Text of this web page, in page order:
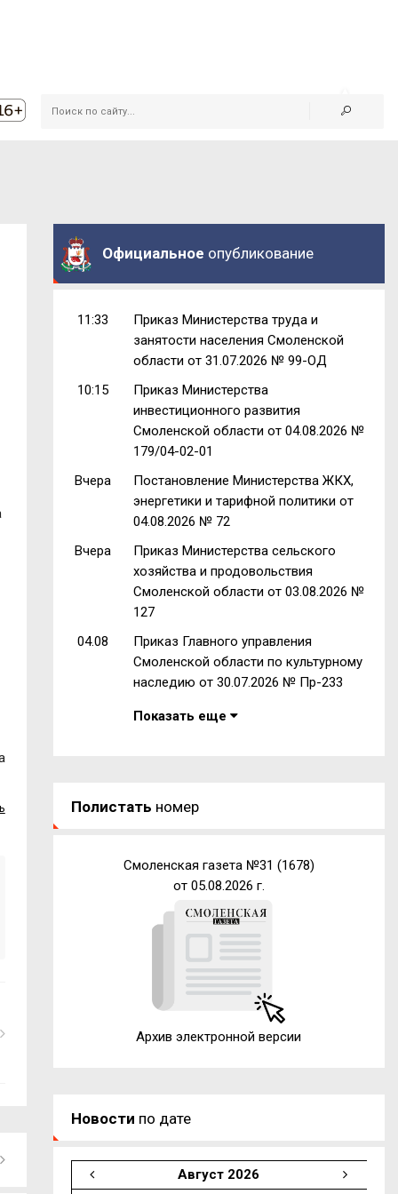
Официальное опубликование
11:33
Приказ Министерства труда и
занятости населения Смоленской
области от 31.07.2026 № 99-ОД
10:15
Приказ Министерства
инвестиционного развития
Смоленской области от 04.08.2026 №
179/04-02-01
Вчера
Постановление Министерства ЖКХ,
энергетики и тарифной политики от
04.08.2026 № 72
Вчера
Приказ Министерства сельского
хозяйства и продовольствия
Смоленской области от 03.08.2026 №
127
04.08
Приказ Главного управления
Смоленской области по культурному
наследию от 30.07.2026 № Пр-233
Показать еще
Полистать номер
Смоленская газета №31 (1678)
от 05.08.2026 г.
Архив электронной версии
Новости по дате
Август 2026